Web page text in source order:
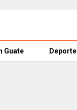
Guate Deporte